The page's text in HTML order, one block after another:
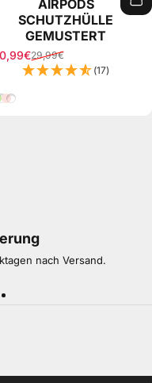
AIRPODS
SCHUTZHÜLLE
GEMUSTERT
Preis
29,99€
(17)
Rose Gold
nach Versand.